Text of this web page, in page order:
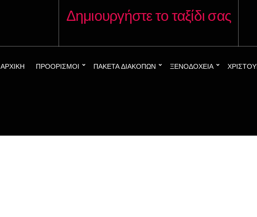
Δημιουργήστε το ταξίδι σας
ΑΡΧΙΚΉ ΠΡΟΟΡΙΣΜΟΊ ΠΑΚΈΤΑ ΔΙΑΚΟΠΏΝ ΞΕΝΟΔΟΧΕΊΑ